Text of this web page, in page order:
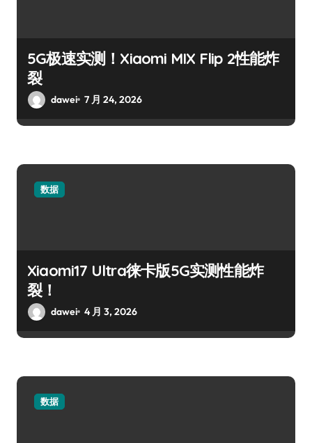
5G极速实测！Xiaomi MIX Flip 2性能炸
裂
dawei 7 月 24, 2026
数据
Xiaomi17 Ultra徕卡版5G实测性能炸
裂！
dawei 4 月 3, 2026
数据